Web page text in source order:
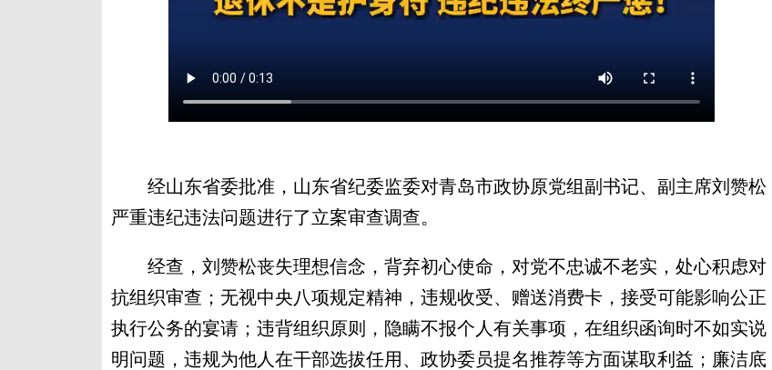
经山东省委批准，山东省纪委监委对青岛市政协原党组副书记、副主席刘赞松
严重违纪违法问题进行了立案审查调查。
经查，刘赞松丧失理想信念，背弃初心使命，对党不忠诚不老实，处心积虑对
抗组织审查；无视中央八项规定精神，违规收受、赠送消费卡，接受可能影响公正
执行公务的宴请；违背组织原则，隐瞒不报个人有关事项，在组织函询时不如实说
明问题，违规为他人在干部选拔任用、政协委员提名推荐等方面谋取利益；廉洁底